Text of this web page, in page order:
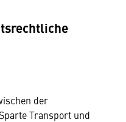
der
Transport und